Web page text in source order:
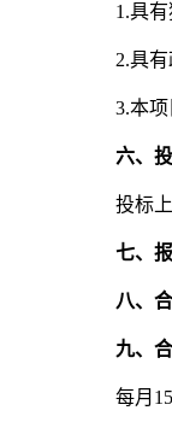
1.具
2.具
3.本项
六、
投标
七、
八、
九、
每月